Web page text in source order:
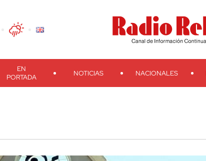
TwitterFacebook
Threads
Instagram TelegramTeveo Ivoox RSS Search
EN
PORTADA
NOTICIAS NACIONALES